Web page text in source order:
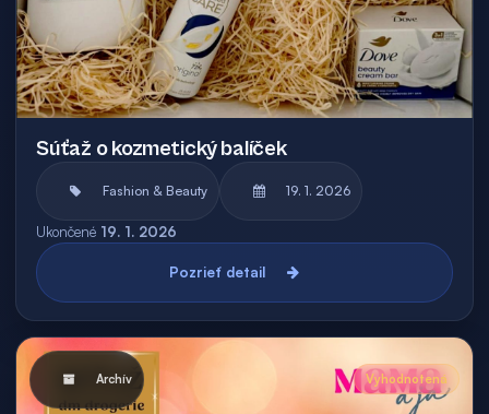
Súťaž o kozmetický balíček
Fashion & Beauty 19. 1. 2026
Ukončené 19. 1. 2026
Pozrieť detail
Archív Vyhodnotená